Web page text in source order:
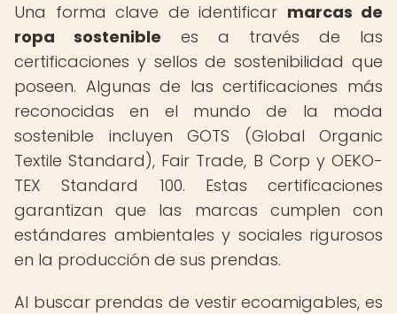
Una forma clave de identificar marcas de
ropa sostenible es a través de las
certificaciones y sellos de sostenibilidad que
poseen. Algunas de las certificaciones más
reconocidas en el mundo de la moda
sostenible incluyen GOTS (Global Organic
Textile Standard), Fair Trade, B Corp y OEKO-
TEX Standard 100. Estas certificaciones
garantizan que las marcas cumplen con
estándares ambientales y sociales rigurosos
en la producción de sus prendas.
Al buscar prendas de vestir ecoamigables, es